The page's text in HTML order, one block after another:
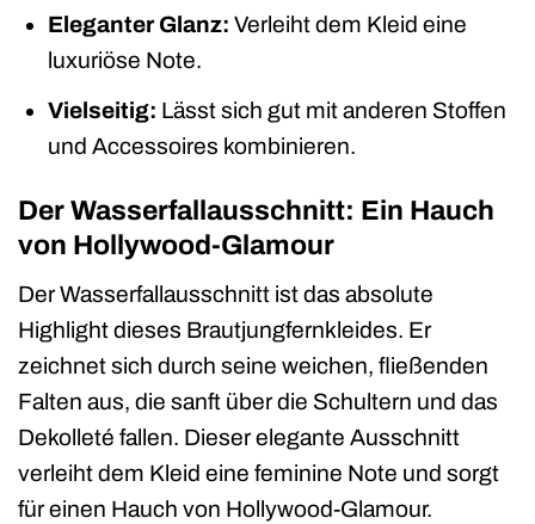
Eleganter Glanz: Verleiht dem Kleid eine
luxuriöse Note.
Vielseitig: Lässt sich gut mit anderen Stoffen
und Accessoires kombinieren.
Der Wasserfallausschnitt: Ein Hauch
von Hollywood-Glamour
Der Wasserfallausschnitt ist das absolute
Highlight dieses Brautjungfernkleides. Er
zeichnet sich durch seine weichen, fließenden
Falten aus, die sanft über die Schultern und das
Dekolleté fallen. Dieser elegante Ausschnitt
verleiht dem Kleid eine feminine Note und sorgt
für einen Hauch von Hollywood-Glamour.